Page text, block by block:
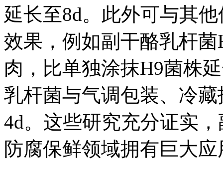
延长至8d。此外可与其
效果，例如副干酪乳杆
肉，比单独涂抹H9菌株
乳杆菌与气调包装、冷
4d。这些研究充分证实
防腐保鲜领域拥有巨大